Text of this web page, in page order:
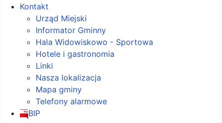
Kontakt
Urząd Miejski
Informator Gminny
Hala Widowiskowo - Sportowa
Hotele i gastronomia
Linki
Nasza lokalizacja
Mapa gminy
Telefony alarmowe
BIP